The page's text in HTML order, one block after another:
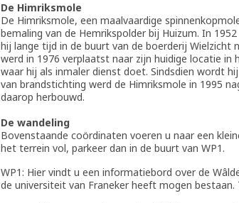
De Himriksmole
De Himriksmole, een maalvaardige
bemaling van de Hemrikspolder bij Huizum. In
hij lange tijd in de buurt van de boerderij Wielzicht
werd in 1976 verplaatst naar zijn huidige locatie in
waar hij als inmaler dienst doet. Sindsdien wordt
van brandstichting werd de Himriksmole in 1995
daarop herbouwd.
De wandeling
Bovenstaande coördinaten voeren u naar een
het terrein vol, parkeer dan in de buurt van WP1.
WP1: Hier vindt u een informatiebord over de
de universiteit van Franeker heeft mogen